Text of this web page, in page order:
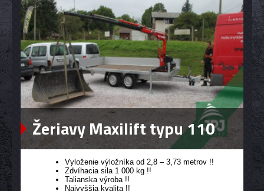
Žeriavy Maxilift typu 110
Vyloženie výložníka od 2,8 – 3,73 metrov !!
Zdvíhacia sila 1 000 kg !!
Talianska výroba !!
Najvyššia kvalita !!